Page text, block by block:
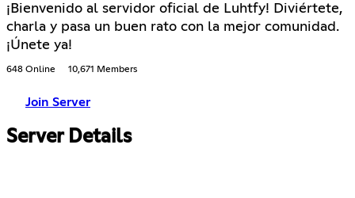
¡Bienvenido al servidor oficial de Luhtfy! Diviértete,
charla y pasa un buen rato con la mejor comunidad.
¡Únete ya!
648 Online 10,671 Members
Join Server
Server Details